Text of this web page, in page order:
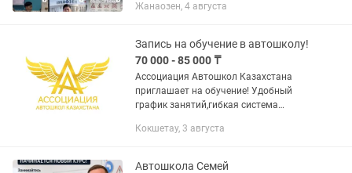
категории B! Полный курс теория +
Жанаозен, 4 августа
Запись на обучение в автошколу!
70 000 - 85 000 ₸
Ассоциация Автошкол Казахстана
приглашает на обучение! Удобный
график занятий,гибкая система
преподаватели,сертификат после
Кокшетау, 3 августа
Автошкола Семей